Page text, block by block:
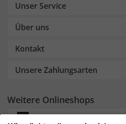
Unser Service
Über uns
Kontakt
Unsere Zahlungsarten
Weitere Onlineshops
Deutschland